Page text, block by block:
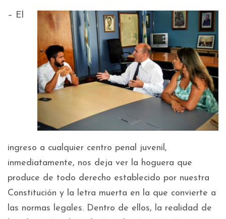
– El
ingreso a cualquier centro penal juvenil,
inmediatamente, nos deja ver la hoguera que
produce de todo derecho establecido por nuestra
Constitución y la letra muerta en la que convierte a
las normas legales. Dentro de ellos, la realidad de